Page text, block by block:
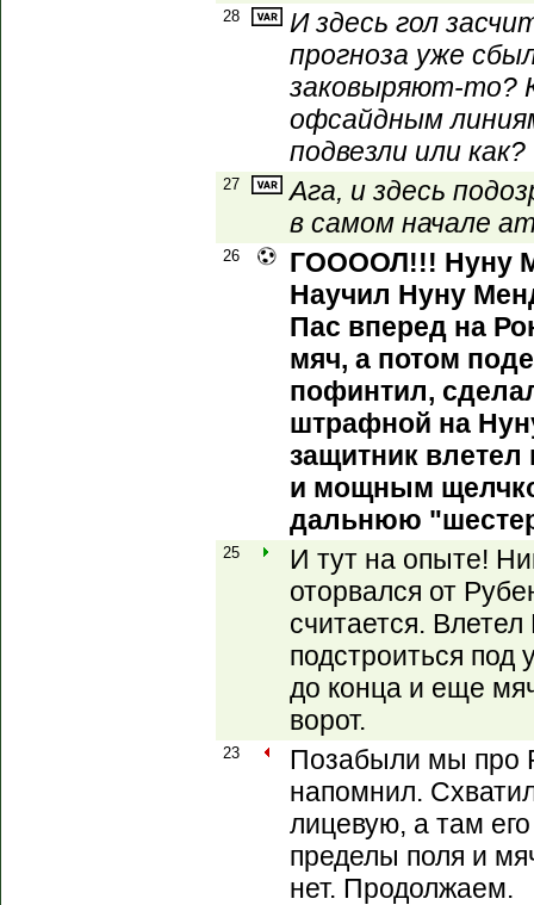
28
И здесь гол
прогноза уже
заковыряют-то?
офсайдным
подвезли или как?
27
Ага, и здесь
в самом начале
26
ГООООЛ!!! Нуну
Научил Нуну
Пас вперед на
мяч, а потом
пофинтил,
штрафной на
защитник
и мощным
дальнюю
25
И тут на опыте!
оторвался от
считается.
подстроиться
до конца и еще
ворот.
23
Позабыли мы про
напомнил.
лицевую, а там
пределы поля и
нет. Продолжаем.